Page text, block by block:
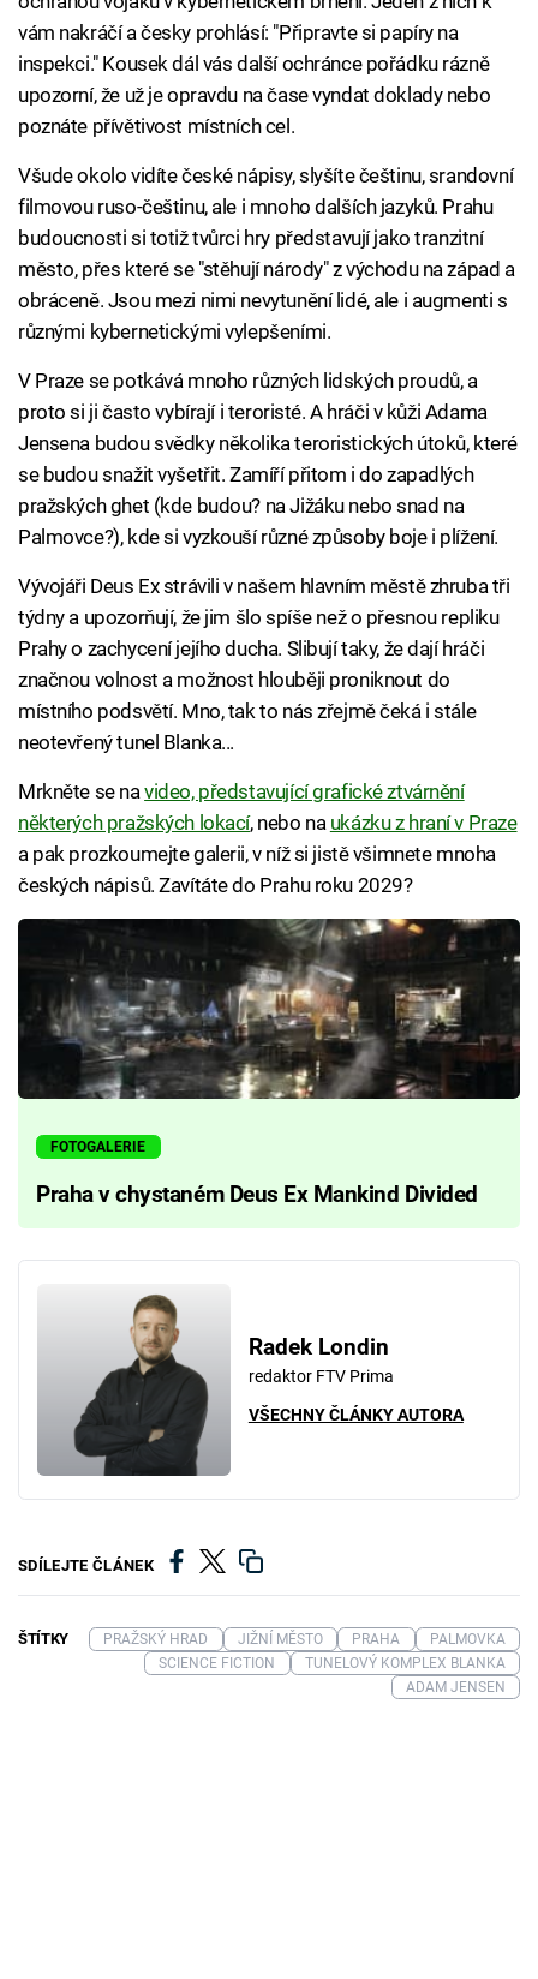
vám nakráčí a česky prohlásí: "Připravte si papíry na
inspekci." Kousek dál vás další ochránce pořádku rázně
upozorní, že už je opravdu na čase vyndat doklady nebo
poznáte přívětivost místních cel.
Všude okolo vidíte české nápisy, slyšíte češtinu, srandovní
filmovou ruso-češtinu, ale i mnoho dalších jazyků. Prahu
budoucnosti si totiž tvůrci hry představují jako tranzitní
město, přes které se "stěhují národy" z východu na západ a
obráceně. Jsou mezi nimi nevytunění lidé, ale i augmenti s
různými kybernetickými vylepšeními.
V Praze se potkává mnoho různých lidských proudů, a
proto si ji často vybírají i teroristé. A hráči v kůži Adama
Jensena budou svědky několika teroristických útoků, které
se budou snažit vyšetřit. Zamíří přitom i do zapadlých
pražských ghet (kde budou? na Jižáku nebo snad na
Palmovce?), kde si vyzkouší různé způsoby boje i plížení.
Vývojáři Deus Ex strávili v našem hlavním městě zhruba tři
týdny a upozorňují, že jim šlo spíše než o přesnou repliku
Prahy o zachycení jejího ducha. Slibují taky, že dají hráči
značnou volnost a možnost hlouběji proniknout do
místního podsvětí. Mno, tak to nás zřejmě čeká i stále
neotevřený tunel Blanka...
Mrkněte se navideo, představující grafické ztvárnění
některých pražských lokací, nebo na ukázku z hraní v Praze
a pak prozkoumejte galerii, v níž si jistě všimnete mnoha
českých nápisů. Zavítáte do Prahu roku 2029?
FOTOGALERIE
Praha v chystaném Deus Ex Mankind Divided
Radek Londin
redaktor FTV Prima
VŠECHNY ČLÁNKY AUTORA
SDÍLEJTE ČLÁNEK
ŠTÍTKY PRAŽSKÝ HRAD JIŽNÍ MĚSTO PRAHA
PALMOVKA
SCIENCE FICTION
TUNELOVÝ KOMPLEX BLANKA
ADAM JENSEN